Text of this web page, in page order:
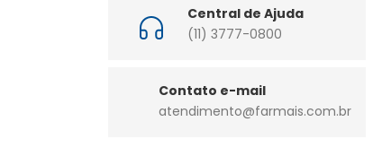
Central de Ajuda
(11) 3777-0800
Contato e-mail
atendimento@farmais.com.br